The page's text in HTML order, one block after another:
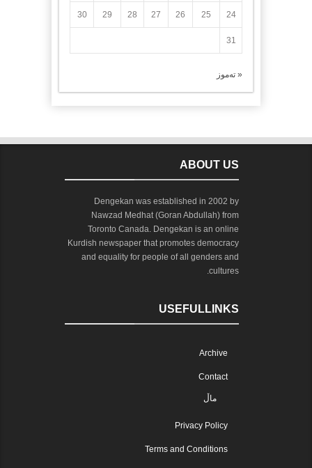
24
25
26
27
28
29
30
31
« تەموز
ABOUT US
Dengekan was established in 2002 by
Nawzad Medhat (Goran Abdullah) from
Toronto Canada. Dengekan is an online
Kurdish newspaper that promotes democracy
and equality for people of all genders and
cultures.
USEFULLINKS
Archive
Contact
ماڵ
Privacy Policy
Terms and Conditions